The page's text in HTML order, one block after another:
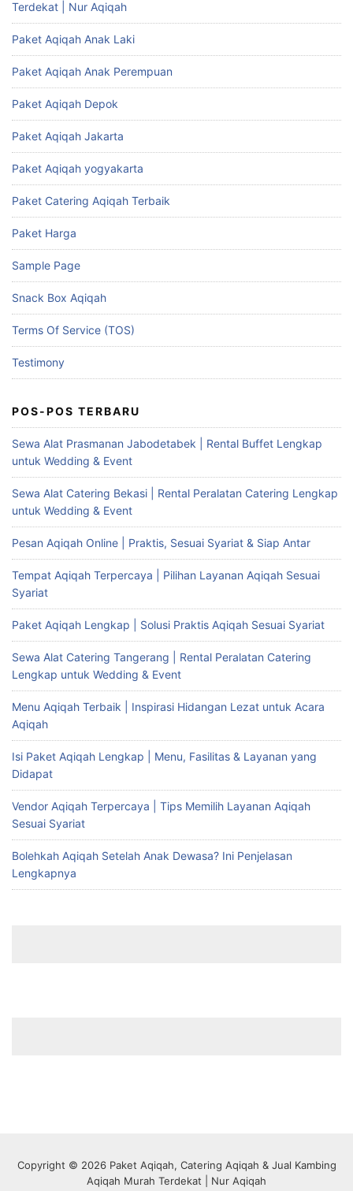
Terdekat | Nur Aqiqah
Paket Aqiqah Anak Laki
Paket Aqiqah Anak Perempuan
Paket Aqiqah Depok
Paket Aqiqah Jakarta
Paket Aqiqah yogyakarta
Paket Catering Aqiqah Terbaik
Paket Harga
Sample Page
Snack Box Aqiqah
Terms Of Service (TOS)
Testimony
POS-POS TERBARU
Sewa Alat Prasmanan Jabodetabek | Rental Buffet Lengkap
untuk Wedding & Event
Sewa Alat Catering Bekasi | Rental Peralatan Catering Lengkap
untuk Wedding & Event
Pesan Aqiqah Online | Praktis, Sesuai Syariat & Siap Antar
Tempat Aqiqah Terpercaya | Pilihan Layanan Aqiqah Sesuai
Syariat
Paket Aqiqah Lengkap | Solusi Praktis Aqiqah Sesuai Syariat
Sewa Alat Catering Tangerang | Rental Peralatan Catering
Lengkap untuk Wedding & Event
Menu Aqiqah Terbaik | Inspirasi Hidangan Lezat untuk Acara
Aqiqah
Isi Paket Aqiqah Lengkap | Menu, Fasilitas & Layanan yang
Didapat
Vendor Aqiqah Terpercaya | Tips Memilih Layanan Aqiqah
Sesuai Syariat
Bolehkah Aqiqah Setelah Anak Dewasa? Ini Penjelasan
Lengkapnya
Copyright © 2026 Paket Aqiqah, Catering Aqiqah & Jual Kambing
Aqiqah Murah Terdekat | Nur Aqiqah